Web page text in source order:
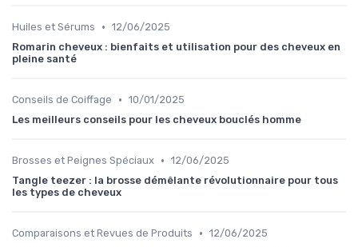
Huiles et Sérums • 12/06/2025
Romarin cheveux : bienfaits et utilisation pour des cheveux en
pleine santé
Conseils de Coiffage • 10/01/2025
Les meilleurs conseils pour les cheveux bouclés homme
Brosses et Peignes Spéciaux • 12/06/2025
Tangle teezer : la brosse démêlante révolutionnaire pour tous
les types de cheveux
Comparaisons et Revues de Produits • 12/06/2025